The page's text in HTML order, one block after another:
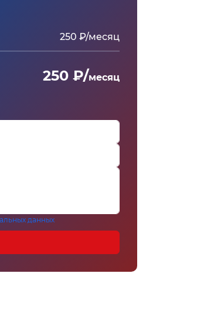
250 ₽/месяц
250 ₽/месяц
данных